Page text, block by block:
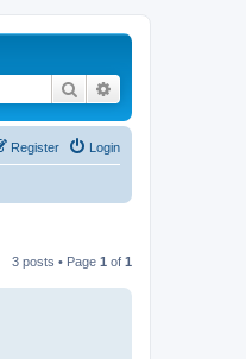
Search
Login
Register
3 posts • Page 1 of 1